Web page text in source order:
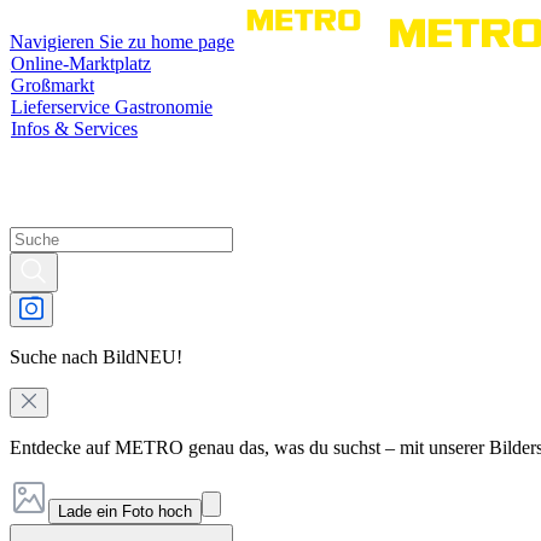
Navigieren Sie zu home page
Online-Marktplatz
Großmarkt
Lieferservice Gastronomie
Infos & Services
Suche nach BildNEU!
Entdecke auf METRO genau das, was du suchst – mit unserer
Lade ein Foto hoch